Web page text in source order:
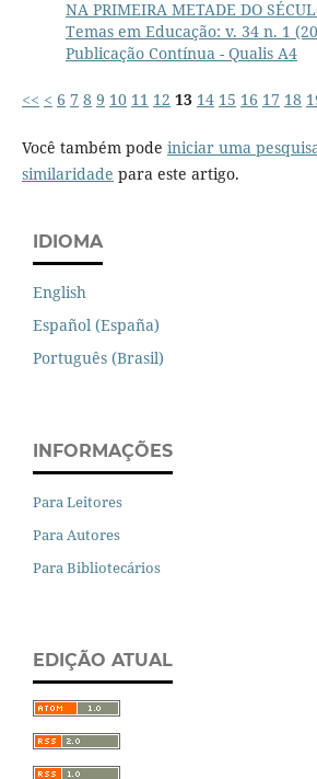
NA PRIMEIRA METADE DO
Temas em Educação: v. 34 n. 1
Publicação Contínua - Qualis A4
<< < 6 7 8 9 10 11 12 13 14 15 16 17 18
Você também pode iniciar uma
similaridade para este artigo.
IDIOMA
English
Español (España)
Português (Brasil)
INFORMAÇÕES
Para Leitores
Para Autores
Para Bibliotecários
EDIÇÃO ATUAL